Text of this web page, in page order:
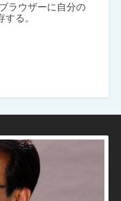
ラウザーに自分の
る。